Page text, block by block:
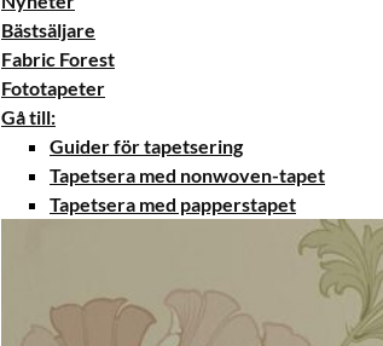
Bästsäljare
Fabric Forest
Fototapeter
Gå till:
Guider för tapetsering
Tapetsera med nonwoven-tapet
Tapetsera med papperstapet